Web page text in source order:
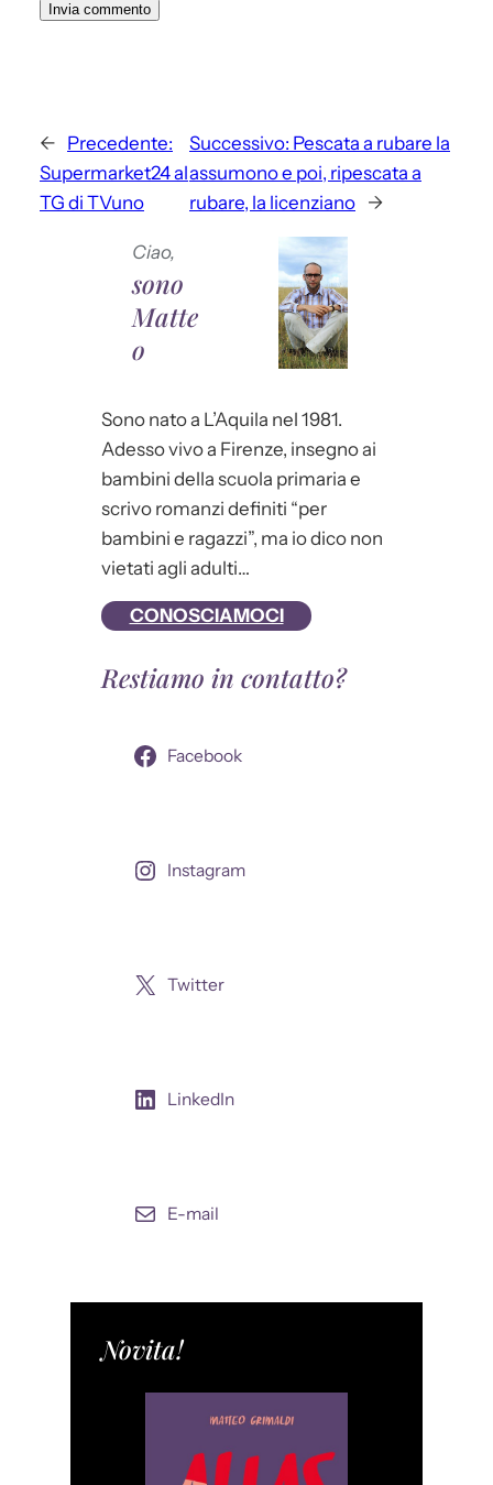
← Precedente:
Supermarket24 al
TG di TVuno
Successivo: Pescata a rubare la
assumono e poi, ripescata a
rubare, la licenziano →
Ciao,
sono
Matte
o
Sono nato a L’Aquila nel 1981.
Adesso vivo a Firenze, insegno ai
bambini della scuola primaria e
scrivo romanzi definiti “per
bambini e ragazzi”, ma io dico non
vietati agli adulti…
CONOSCIAMOCI
Restiamo in contatto?
Facebook
Instagram
Twitter
LinkedIn
E-mail
Novita!